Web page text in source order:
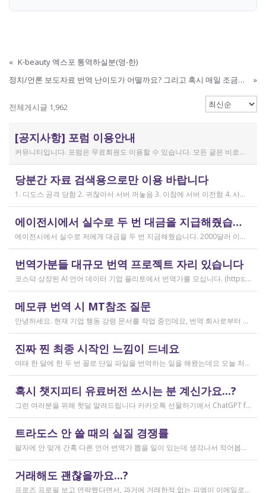
« K-beauty 엑스포 통역하실분(영-한)
정치/언론 보도자료 번역 난이도가 어떨까요? 그리고 혹시 매일 조금씩 작은 볼륨을 주는 곳과 일해보신 분 계신가요?
»
전체게시글 1,962
[공지사항] 포럼 이용안내
커뮤니티입니다. 포럼은 무료회원도 이용할 수 있습니다. 모든 글은 비로그인 사용자에게도 공개됩니다. 감사합니다.
당분간 자료 검색용으로만 이용 바랍니다
1. 디도스 공격 당함 2. 귀찮아서 서버 꺼놓음 3. 이참에 서버 이전함 4. 사라진 데이터는 없는 것 확인했는데, 일부 DB 설정이 활성화 안됨 5. 고칠 수는 있는데, 저희 집 신생아 협조 필요 6. 신생아가 협조하지 않음 현재 새글 쓰기, 신규 가입, 덧글 달기 등은 막아 두었습니다 언제든 3월 18일 전후 시점으로 롤백될 수 있습니다 디도스 공격은 10평짜리 구녕가게에 사람을 1만명 보내 영업방해를 하는 것과 같은 기법입니다. 왜 디도스 공격을 그렇게까지 열정적으로 하는가? 이것이 심해진 시점이 제가 출산하러 간다고 블라그에 글을 쓴 직후입니다. 적절한 비유인지 모르겠는데 암퇘지도 출산 후에는 도축 안 하지 않나 싶고요 옛날 같으면 이렇게 순하게 살지 않을 것인데, 요새 드는 생각이 좀 있습니다 사람은 노력해 봤자고, 사실 모든 능력치는 정해졌고 발현만 기다리는 것이 전부가 아닐까요 어떤 사람은 노력의 고점이 디도스 공격인 것입니다 그 애미도 한때는 가능성의 김칫국을 사발째 드링킹하며 키웠겠지요 저한테도 이 사이트를 유지할 유인이 있음은 말씀드렸으니 잘 이용해 주시면 그만인 것이고 시간 나시거든 디도스 공격자도 긍휼히 여겨 주시길 바랍니다
작성일
2026.04.15
에이전시에서 실수로 두 번 대금을 지급해줬습니다
에이전시에서 실수로 저에게 대금을 두 번 지금해줬습니다. 2000달러 이상을 두 번 wise로 지급받았습니다;;;; 에이전시에서 wise측으로 중복입금으로 인한 입금 취소 문의를 했는데 불가능하다고 답변을 받았다고 저에게 문의해달라고 하여, 저도 wise에 문의를 했지만, 입금자 정보를 알려준다면 취소 가능한 것 처럼 말하다가 결국 완료된 송금이라 취소가 불가능하다는 답변을 최종 전달받았습니다. 잘 쓰지 않는 계정이라 대금은 그대로 있는데 이 경우 제가 에이전시 계좌로 2000달러를 직접 재송금해도 문제가 없을까요..?? 추후 제 수익으로 잡혀서 세금문제나 기타 다른 사항이 복잡해질 것 같아서 wise에서 취소해주길 간절히 바랬는데ㅜㅜㅜ 이런경험이 있으시다면 어떻게 해결하셨나요ㅠㅠㅠ;;;
작성일
2026.04.04
번역가분들 대규모 번역 프로젝트 자리 있습니다
코스닥 상장된 AI 언어 데이터 기업 플리토에서 번역가를 모십니다. (https://startups.koraia.org/company/297) • 번역할 내용: 일상 대화, 일반 문장 중심의 단문 데이터 (전문지식 불필요) • 참여 프로젝트: 단문 번역(Human Translation) • 모집 언어쌍: 한국어 <> 다국어 • 목적: AI 학습용 데이터셋 구축 • 근무 형태: 재택 근무(학생, 프리랜서 번역가 환영) • 근무방법: Flitto 플랫폼 또는 엑셀 파일을 이용하여 작업 진행 - 파일 1개당 약 9,800단어 (언어쌍별 상이) - 파일 단위로 작업하며 1개만 참여도 가능 (이후 추가 참여 선택 가능) - 파일 1개 번역에 약 3~4일 데드라인 부여 - 파일 1개 번역 시 약 180,000원 ~ 386,000원 수준 (언어쌍별 상이) - 정산은 월 1회 지급 (플리토 정산 기준) - 프로젝트 기간: 약 1~3개월 (자율 참여) ★작업 단가: 한국어 → 스페인어: 9,800단어, 38.4원/단어, 파일 1개 완료 시 약 376,800원 스페인어 → 한국어: 9,800단어, 33.8원/단어, 파일 1개 완료 시 약 331,000원 한국어 → 러시아어: 9,800단어, 26.1원/단어, 파일 1개 완료 시 약 255,000원 한국어 → 중국어(간체): 9,800단어, 23.0원/단어, 파일 1개 완료 시 약 225,000원 중국어(간체) → 한국어: 16,800글자, 18.4원/글자, 파일 1개 완료 시 약 309,000원 한국어 → 중국어(번체): 9,800단어, 26.1원/단어, 파일 1개 완료 시 약 255,000원 중국어(번체) → 한국어: 16,800글자, 23.0원/글자, 파일 1개 완료 시 약 386,000원 한국어 → 베트남어: 9,800단어, 18.4원/단어, 파일 1개 완료 시 약 180,000원 베트남어 → 한국어: 9,800단어, 23.0원/단어, 파일 1개 완료 시 약 225,000원 *실제 업무시 수령 금액은 단가 및 작업량에 따라 위 금액과 차이가 있을 수 있습니다. *플리토 플랫폼(작업 툴) 작업 시 상응하는 포인트로 단가가 지급됩니다. 다음 링크로 신청 부탁드립니다: https://form.jotform.com/253371208518456?source_channel=albamon
메모큐 번역 시 MT참조 질문
안녕하세요. 현재 기업 행동 강령 문서를 작업 중인데요, 번역 회사로부터 메모큐 서버에서 메모큐 파일을 받았습니다. 번역회사에서 아이디와 비밀번호를 받아서 작업을 하는데 데스크탑 메모큐가 무료 버전이어서인지 이것저것 만져보다 보니(TM(만들어서 처음 해보는 문서 얼라인 시도), 라이브독스, 텀베이스등 눌러보는 행위) 밑의 사진과 같이 번역메모리 연결도 안된다고 하고 분명 어떤 파일에도 체크가 안 되어있는데 하나의 파일로만 연결 가능하다고 해서... 데스크탑 메모큐에서는 번역이 어렵다고 판단하여 그대로 이중언어 파일을 익스포트 해서 트라도스로 번역했습니다. (얼라인먼트 기능 사용해 2023년의 공식 한글 번역을 레퍼런스로 번역) 그랬더니 (메모큐에선 단순했던 코드가 트라도스에 복잡하게 나타나더라고요 아무튼 이것들을 해결하고 QA도 돌리고 나서...) 이중언어 파일을 메모큐에서 받으려다 보니 또 Free mode issue로 지원하지 않는 기능이라고 하더라고요. 그래서... 웹 메모큐를 사용해 태초부터 번역을 진행 중인데, 자동 번역으로 MT가 뜨는 걸 딸깍딸깍하고 확정 중이었는데 뭔가 이래도 되나 하는 생각이 들어서 질문하러 왔습니다. (이렇게 뜨는 걸 딸깍 확정 딸깍 확정 반복...) 클라이언트가 가이드라인을 주진 않았고 처음 파일을 줄 때 그 회사의 텀베이스가 연결된 파일을 줘서 그거 기반으로 한글 뜻이 맞으면 맞는 가이드라인이겠거니 하고 있는데 문장 부호나 말투나 뭔가 좀 기계번역의 날것을 적용하고 있다는 생각이 들어서... 이럴 땐 어떻게 해야하는지 여쭤보고 싶어요. 제가 트라도스로 번역한 세그먼트를 메모큐 타겟 세그먼트에 복붙하면 오류가 나는데 그냥 코드를 빼고 제가 트라도스에서 번역한걸 메모큐로 손수 옮겨야 할까요..!! 오늘 새벽 내내 기술 배우라는게 다른게 아니라 이걸 잘 알아두라는 말이었구나 하면서 깨달음을 얻었습니다...
진짜 찐 최종 시작인 느낌이 드네요
여태 한 달에 한 두 번 꼴로 단일 파일을 번역하는 일을 해왔는데요 오늘 처음으로 모 회사에서 트라도스 패키지 파일로 전달하는 일을!!! 주셔서 열어봤습니다. ...너무 떨리네요 원래 타겟 세그먼트에 아무것도 없었는데, NMT나 100프로 매치로 채워져있고 그래요 맨 처음 일을 받고 돈을 받았을 때가 커리어의 시작이라고 생각했는데 몇 달 동안 그런 식으로 많으면 두 세개 정도의 일을 받다가 오늘 나름 볼륨 있는 업무를 맡게 되니까 뭔가 커리어의 [진짜_찐_시작_최종] 같고 긴장되네요 잘 해내고 싶어서 떨리고,,,,,, 잘 할 수 있을까 싶고 크아악 다들 2월에 일 잘 해내고 계신가요 여태껏 검색 기능을 사용해 눈팅만 해왔는데 산번혁 회원님들의 번역가 라이프는 어떻게 굴러가고 있는지 궁금하네요 호호호
2026.02.20
혹시 챗지피티 유료버전 쓰시는 분 계신가요...?
그런 여러분을 위해 핫딜 알려드립니다 카카오톡 선물하기에서 ChatGPT for Kakao 쳐서 들어가 보시면 한달에 200달러짜리 프로 버전을 2만9천원에 팔고 있습니다. 이벤트 성이라서 계속 판매는 안 할 것 같고 5개 구매 제한도 있긴 하지만, 어차피 3만원씩 내고 플러스 버전 쓰시고 계시다면 같은 가격에 프로 써보는 것도 나쁘지 않을 것 같아요 ㅎㅎ 저도 혹시 사기 아닌가 긴가민가했는데 진짜 프로 버전 맞더라고요.
트라도스 안 쓸 때의 실질 경쟁률
팔자에 안 맞게 간혹 다른 언어 번역가 뽑을 일이 있는데 생각나서 적어봅니다 트라도스/메모큐를 사야 하냐? 라는 질문은 설득의 대상이 아니라고 생각해서 그냥 두는 편인데요 질문 전 적극적으로 정보를 찾아보는 상태에서는 의미가 있을 것입니다 뽑히는 입장에선 잘 모르는데, 뽑는 입장에서는 트라도스/메모큐 안 쓰는 사람은 걸러버리면 정말 편합니다 주어진 업무를 못 한다는 뜻이거든요 1) 용어 1천개가 든 용어집이 있음 2) 기존에 쓰던 번역 메모리가 있음 상당히 흔한 상황인데, 트라도스/메모큐를 안 쓰고 외워서 작업이 가능한 사람은 산업스파이 쪽으로 가셔야지 여기 있으면 안 됨 저 스크린샷에도 제가 답변한 사람은 얼마 안 되는데요 챗지피티로 '트라도스 사용자/기타 요건(단가 등)' 맞는 사람만 필터로 건져서 답변하는 겁니다 아마 트라도스 안 써도 되는 운전면허증 번역같은 업무도 있을 텐데, 그런 것은 단발성이고 업데이트가 없으며 없는 자들끼리 경쟁해서 경쟁률이 아주 높을 겁니다.
거래해도 괜찮을까요...?
프로즈 프로필 보고 연락했다면서, 과거에 거래한적 없는 피엠이 이메일로 의뢰를 주셨는데요 샘테도 보지 않고 4일안에 19000단어 영한번역을 해달라는데 거래해도 괜찮을까요..? 거래한적 한번도 없는 뉴비한테 샘테도 없이 프로젝트를 던져주니 이거 사기인거 아닌가 좀 걱정이 됩니다. 급한데 사람구하기 어려워서일까요? 게다가 전 이력서상 경력도 몇줄 안되는 초보중의 초보입니다...